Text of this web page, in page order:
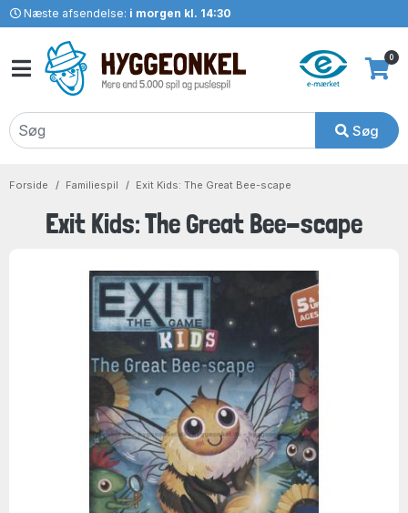
Næste afsendelse: i morgen kl. 14:30
Søg
0
Forside Familiespil Exit Kids: The Great Bee-scape
Exit Kids: The Great Bee-scape